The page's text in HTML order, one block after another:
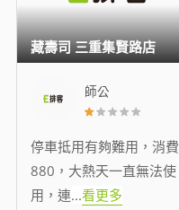
師公
停車抵用有夠難用，消費
880，大熱天一直無法使
用，連...看更多
藏壽司 三重集賢路店